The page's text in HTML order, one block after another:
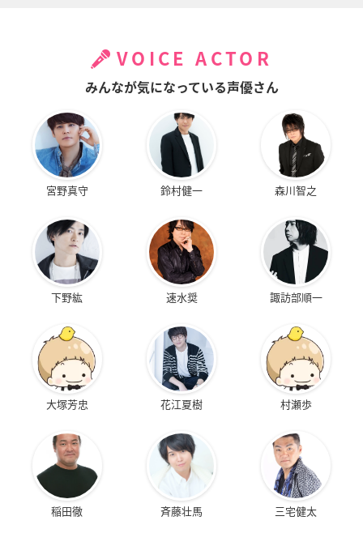
VOICE ACTOR
みんなが気になっている声優さん
宮野真守 鈴村健一 森川智之
下野紘 速水奨 諏訪部順一
大塚芳忠 花江夏樹 村瀬歩
稲田徹 斉藤壮馬 三宅健太